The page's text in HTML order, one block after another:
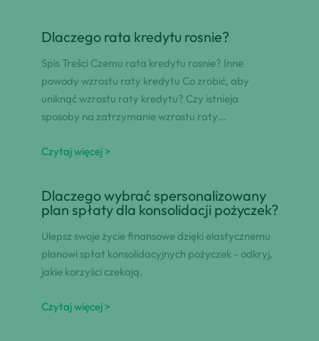
Dlaczego rata kredytu rosnie?
Spis Treści Czemu rata kredytu rosnie? Inne
powody wzrostu raty kredytu Co zrobić, aby
uniknąć wzrostu raty kredytu? Czy istnieja
sposoby na zatrzymanie wzrostu raty…
Czytaj więcej >
Dlaczego wybrać spersonalizowany
plan spłaty dla konsolidacji pożyczek?
Ulepsz swoje życie finansowe dzięki elastycznemu
planowi spłat konsolidacyjnych pożyczek - odkryj,
jakie korzyści czekają.
Czytaj więcej >